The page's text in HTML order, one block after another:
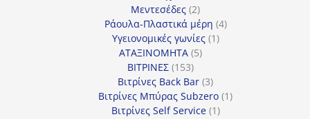
προϊόν
Μεντεσέδες 22
προϊόντα
Ράουλα-Πλαστικά μέρη 44
Υγειονομικές γωνίες 11
ΑΤΑΞΙΝΟΜΗΤΑ 55
ΒΙΤΡΙΝΕΣ 153153
προϊόντα
Βιτρίνες Back Bar 33
προϊόντα
Βιτρίνες Mπύρας Subzero 11
Βιτρίνες Self Service 11